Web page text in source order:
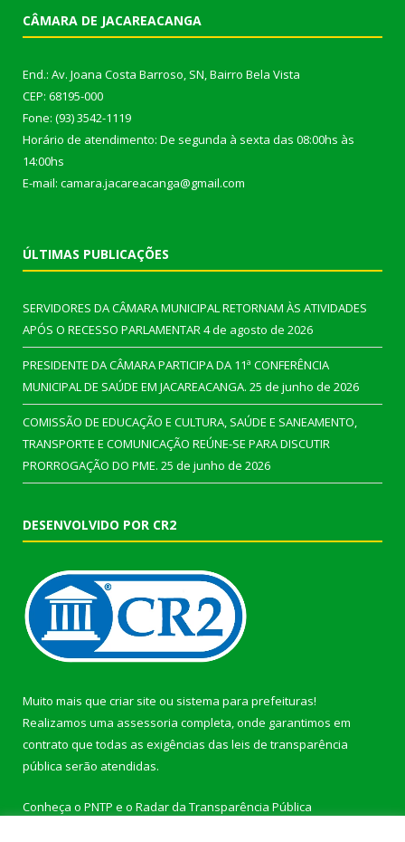
CÂMARA DE JACAREACANGA
End.: Av. Joana Costa Barroso, SN, Bairro Bela Vista
CEP: 68195-000
Fone: (93) 3542-1119
Horário de atendimento: De segunda à sexta das 08:00hs às
14:00hs
E-mail: camara.jacareacanga@gmail.com
ÚLTIMAS PUBLICAÇÕES
SERVIDORES DA CÂMARA MUNICIPAL RETORNAM ÀS ATIVIDADES
APÓS O RECESSO PARLAMENTAR4 de agosto de 2026
PRESIDENTE DA CÂMARA PARTICIPA DA 11ª CONFERÊNCIA
MUNICIPAL DE SAÚDE EM JACAREACANGA. 25 de junho de 2026
COMISSÃO DE EDUCAÇÃO E CULTURA, SAÚDE E SANEAMENTO,
TRANSPORTE E COMUNICAÇÃO REÚNE-SE PARA DISCUTIR
PRORROGAÇÃO DO PME. 25 de junho de 2026
DESENVOLVIDO POR CR2
Muito mais que criar site ou sistema para prefeituras!
Realizamos uma assessoria completa, onde garantimos em
contrato que todas as exigências das leis de transparência
pública serão atendidas.
Conheça o PNTP e o Radar da Transparência Pública